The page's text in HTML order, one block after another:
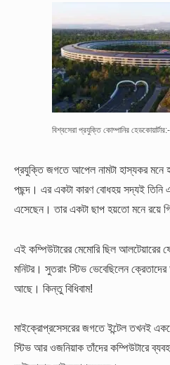
বিশ্বসেরা প্রযুক্তি কোম্পানির
প্রযুক্তি জগতে আপেল নামটা হাস্যকর মনে
পছন্দ। এর একটা কারণ বোধহয় সদ্যই তিনি
এসেছেন। তার একটা ছাপ হয়তো মনে রয়ে
এই কম্পিউটারের মেমোরি ছিল আলটেয়ারের
মনিটর। সুতরাং স্টিভ ভেবেছিলেন
আছে। কিন্তু বিধিবাম!
মাইক্রোপ্রসেসরের জগতে ইন্টেল তখনই
স্টিভ আর ওজনিয়াক তাঁদের কম্পিউটারে